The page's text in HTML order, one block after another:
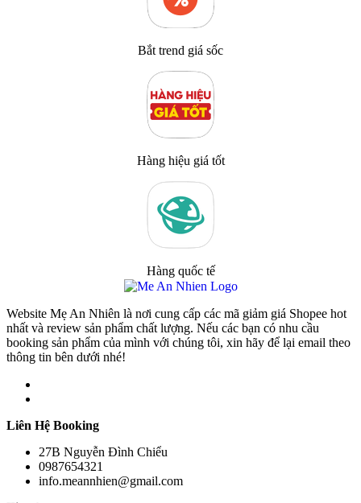
Bắt trend giá sốc
Hàng hiệu giá tốt
Hàng quốc tế
Website Mẹ An Nhiên là nơi cung cấp các mã giảm giá Shopee hot
nhất và review sản phẩm chất lượng. Nếu các bạn có nhu cầu
booking sản phẩm của mình với chúng tôi, xin hãy để lại email theo
thông tin bên dưới nhé!
Liên Hệ Booking
27B Nguyễn Đình Chiểu
0987654321
info.meannhien@gmail.com